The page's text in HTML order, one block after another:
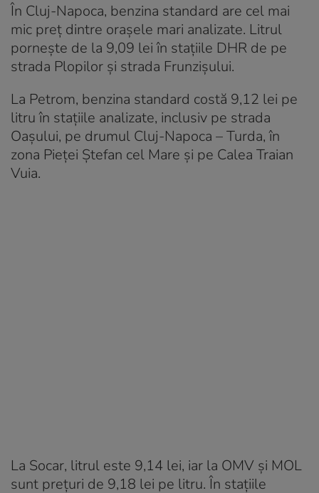
În Cluj-Napoca, benzina standard are cel mai
mic preț dintre orașele mari analizate. Litrul
pornește de la 9,09 lei în stațiile DHR de pe
strada Plopilor și strada Frunzișului.
La Petrom, benzina standard costă 9,12 lei pe
litru în stațiile analizate, inclusiv pe strada
Oașului, pe drumul Cluj-Napoca – Turda, în
zona Pieței Ștefan cel Mare și pe Calea Traian
Vuia.
La Socar, litrul este 9,14 lei, iar la OMV și MOL
sunt prețuri de 9,18 lei pe litru. În stațiile